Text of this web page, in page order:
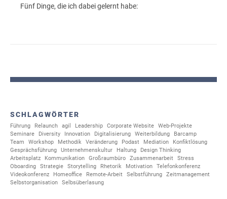
Fünf Dinge, die ich dabei gelernt habe:
SCHLAGWÖRTER
Führung Relaunch agil Leadership Corporate Website
Web-Projekte
Seminare
Diversity Innovation Digitalisierung Weiterbildung
Barcamp
Team
Workshop Methodik Veränderung Podast Mediation
Konfiktlösung
Gesprächsführung
Unternehmenskultur Haltung
Design Thinking
Arbeitsplatz
Kommunikation Großraumbüro Zusammenarbeit
Stress
Oboarding
Strategie Storytelling Rhetorik Motivation
Telefonkonferenz
Videokonferenz
Homeoffice Remote-Arbeit Selbstführung
Zeitmanagement
Selbstorganisation
Selbsüberlasung